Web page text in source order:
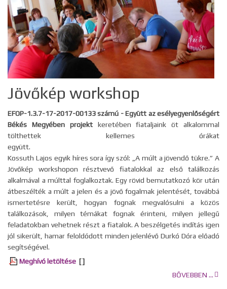
Jövőkép workshop
EFOP-1.3.7-17-2017-00133 számú - Együtt az esélyegyenlőségért
Békés Megyében projekt keretében fiataljaink öt alkalommal
tölthettek kellemes órákat
együtt.
Kossuth Lajos egyik híres sora így szól: „A múlt a jövendő tükre.” A
Jövőkép workshopon résztvevő fiatalokkal az első találkozás
alkalmával a múlttal foglalkoztak. Egy rövid bemutatkozó kör után
átbeszélték a múlt a jelen és a jövő fogalmak jelentését, továbbá
ismertetésre került, hogyan fognak megvalósulni a közös
találkozások, milyen témákat fognak érinteni, milyen jellegű
feladatokban vehetnek részt a fiatalok. A beszélgetés indítás igen
jól sikerült, hamar feloldódott minden jelenlévő Durkó Dóra előadó
segítségével.
Meghívó letöltése [ ]
BŐVEBBEN ...